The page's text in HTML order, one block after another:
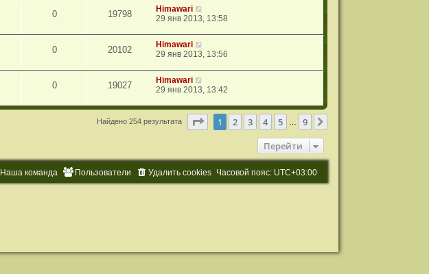
0 19798
Himawari
29 янв 2013, 13:58
0 20102
Himawari
29 янв 2013, 13:56
0 19027
Himawari
29 янв 2013, 13:42
Найдено 254 результата Страница1 из
1 2 3 4 5 9
Перейти
Часовой пояс: UTC+03:00
Удалить cookies
Пользователи
Наша команда